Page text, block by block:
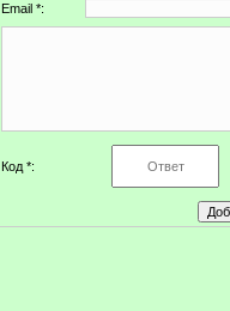
Email *:
Код *: